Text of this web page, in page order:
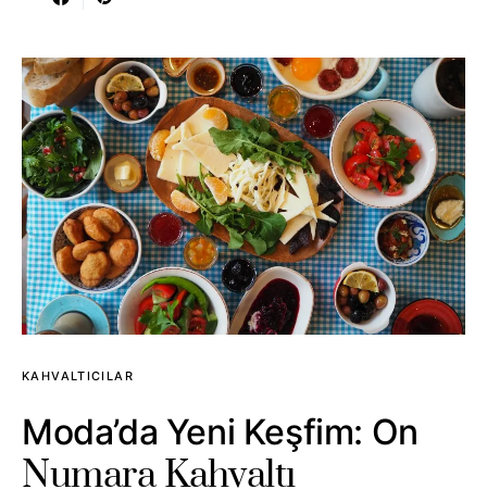
KAHVALTICILAR
Moda’da Yeni Keşfim: On
Numara Kahvaltı